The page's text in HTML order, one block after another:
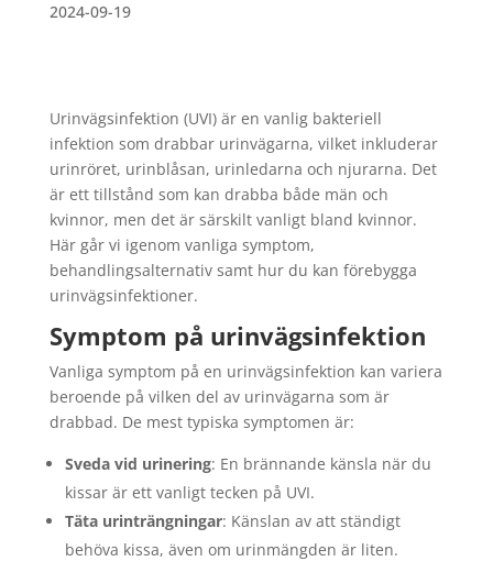
2024-09-19
Urinvägsinfektion (UVI) är en vanlig bakteriell
infektion som drabbar urinvägarna, vilket inkluderar
urinröret, urinblåsan, urinledarna och njurarna. Det
är ett tillstånd som kan drabba både män och
kvinnor, men det är särskilt vanligt bland kvinnor.
Här går vi igenom vanliga symptom,
behandlingsalternativ samt hur du kan förebygga
urinvägsinfektioner.
Symptom på urinvägsinfektion
Vanliga symptom på en urinvägsinfektion kan variera
beroende på vilken del av urinvägarna som är
drabbad. De mest typiska symptomen är:
Sveda vid urinering: En brännande känsla när du
kissar är ett vanligt tecken på UVI.
Täta urinträngningar: Känslan av att ständigt
behöva kissa, även om urinmängden är liten.